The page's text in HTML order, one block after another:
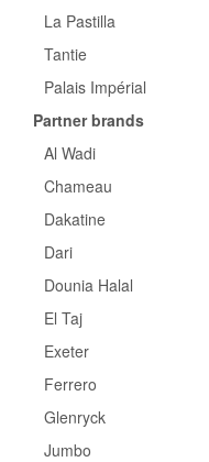
La Pastilla
Tantie
Palais Impérial
Partner brands
Al Wadi
Chameau
Dakatine
Dari
Dounia Halal
El Taj
Exeter
Ferrero
Glenryck
Jumbo